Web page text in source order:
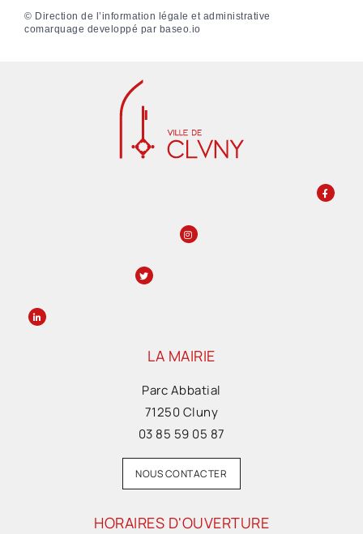
© Direction de l’information légale et administrative
comarquage developpé par baseo.io
LA MAIRIE
Parc Abbatial
71250 Cluny
03 85 59 05 87
NOUS CONTACTER
HORAIRES D'OUVERTURE